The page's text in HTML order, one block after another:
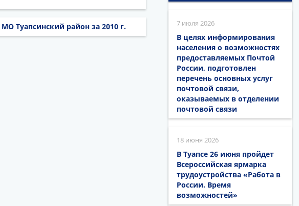
Туапсинский район за 2010 г. 7 июля 2026
В целях информирования
населения о возможностях
предоставляемых Почтой
России, подготовлен
перечень основных услуг
почтовой связи,
оказываемых в отделении
почтовой связи
18 июня 2026
В Туапсе 26 июня пройдет
Всероссийская ярмарка
трудоустройства «Работа в
России. Время
возможностей»